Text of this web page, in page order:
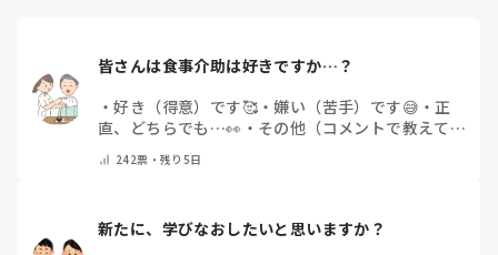
皆さんは食事介助は好きですか…？
・好き（得意）です🥰・嫌い（苦手）です😅 ・ 正
直、どちらでも…👀 ・ その他（コメントで教えてく
242票・残り5日
新たに、学びなおしたいと思いますか？